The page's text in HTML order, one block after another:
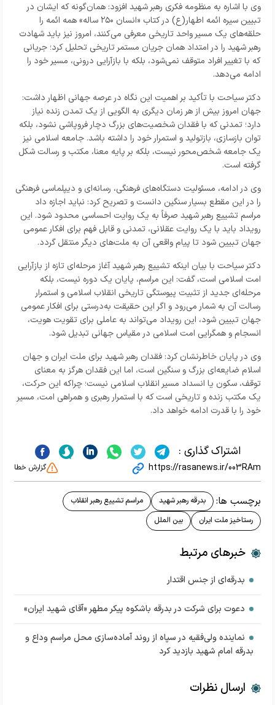
وی با اشاره به منظومه فکری رهبر شهید افزود: همان‌گونه که ایشان در
تبیین سیره ائمه اطهار(ع) در کتاب «انسان ۲۵۰ ساله» همه ائمه را
حلقه‌های یک مسیر واحد تاریخی معرفی می‌کنند، امروز نیز باید شهادت
رهبر شهید را در امتداد همان جریان مستمر تاریخی تحلیل کرد؛ جریانی
که با تغییر افراد متوقف نمی‌شود، بلکه با بازآرایی درونی، مسیر خود را
ادامه می‌دهد.
دکتر سیاحت با تأکید بر اهمیت این نگاه در عرصه جهانی اظهار داشت:
جهان امروز بیش از هر زمان دیگری به الگویی از یک تمدن زنده نیاز
دارد؛ تمدنی که با فقدان شخصیت‌های بزرگ دچار فروپاشی نشود، بلکه
توان بازسازی، بازتولید و استمرار خود را داشته باشد. جامعه اسلامی نیز
یک جامعه شخص‌محور نیست، بلکه بر پایه معنا، مکتب و رسالت شکل
گرفته است.
وی در ادامه، مسئولیت دستگاه‌های فرهنگی، رسانه‌ای و دیپلماسی فرهنگی
را در این مقطع بسیار سنگین دانست و تصریح کرد: نباید اجازه داد
مراسم تشییع رهبر شهید صرفاً به یک روایت احساسی محدود شود. این
رویداد باید با یک روایت عقلانی، تمدنی و قابل فهم برای افکار عمومی
جهان تبیین شود تا پیام واقعی آن به ملت‌های دیگر منتقل گردد.
دکتر سیاحت با بیان اینکه تشییع رهبر شهید آغاز مرحله‌ای تازه از بازآرایی
امت اسلامی است، گفت: این مراسم، پایان یک دوره نیست، بلکه
مرحله‌ای جدید از تثبیت پیوستگی تاریخی انقلاب اسلامی و استمرار
رسالت آن به شمار می‌رود و اگر این حقیقت به‌درستی برای افکار عمومی
جهان تبیین شود، این رویداد می‌تواند به عاملی برای تقویت هویت،
انسجام و همگرایی امت اسلامی در مقیاس جهانی تبدیل شود.
وی در پایان خاطرنشان کرد: فقدان رهبر شهید برای ملت ایران و جهان
اسلام ضایعه‌ای بزرگ و سنگین است، اما این فقدان هرگز به معنای
توقف، سکون یا انسداد مسیر انقلاب اسلامی نیست؛ چراکه این حرکت،
یک مکتب زنده و تاریخی است که با استمرار رهبری و همراهی امت، مسیر
خود را با قدرت ادامه خواهد داد.
اشتراک گذاری :
https://rasanews.ir/003RAm گزارش خطا
برچسب ها: بدرقه رهبر شهید
مراسم تشییع رهبر انقلاب
رستاخیز ملت ایران
بین الملل
خبرهای مرتبط
بدرقه‌ای از جنس اقتدار
دعوت برای شرکت در بدرقه باشکوه پیکر مطهر «آقای شهید ایران»
نماینده ولی‌فقیه در سپاه از روند آماده‌سازی محل مراسم وداع و
بدرقه امام شهید بازدید کرد
ارسال نظرات